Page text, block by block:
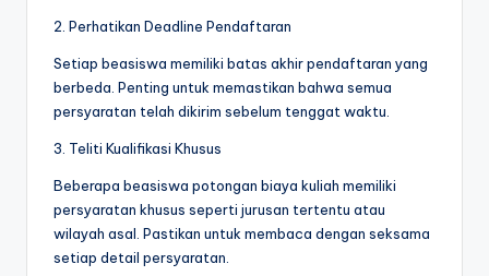
2. Perhatikan Deadline Pendaftaran
Setiap beasiswa memiliki batas akhir pendaftaran yang
berbeda. Penting untuk memastikan bahwa semua
persyaratan telah dikirim sebelum tenggat waktu.
3. Teliti Kualifikasi Khusus
Beberapa beasiswa potongan biaya kuliah memiliki
persyaratan khusus seperti jurusan tertentu atau
wilayah asal. Pastikan untuk membaca dengan seksama
setiap detail persyaratan.